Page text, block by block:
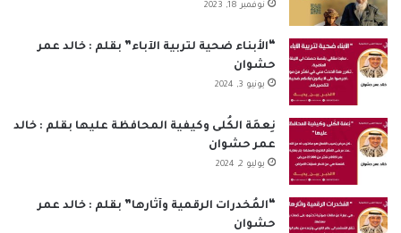
نوفمبر 18, 2023
“الأبناء ضحية لتربية الآباء” بقلم : خالد عمر
حشوان
يونيو 3, 2024
نِعمَة الكُلى وكيفية المحافظة عليها بقلم : خالد
عمر حشوان
يوليو 2, 2024
“المُخدرات الرقمية وآثارها” بقلم : خالد عمر
حشوان